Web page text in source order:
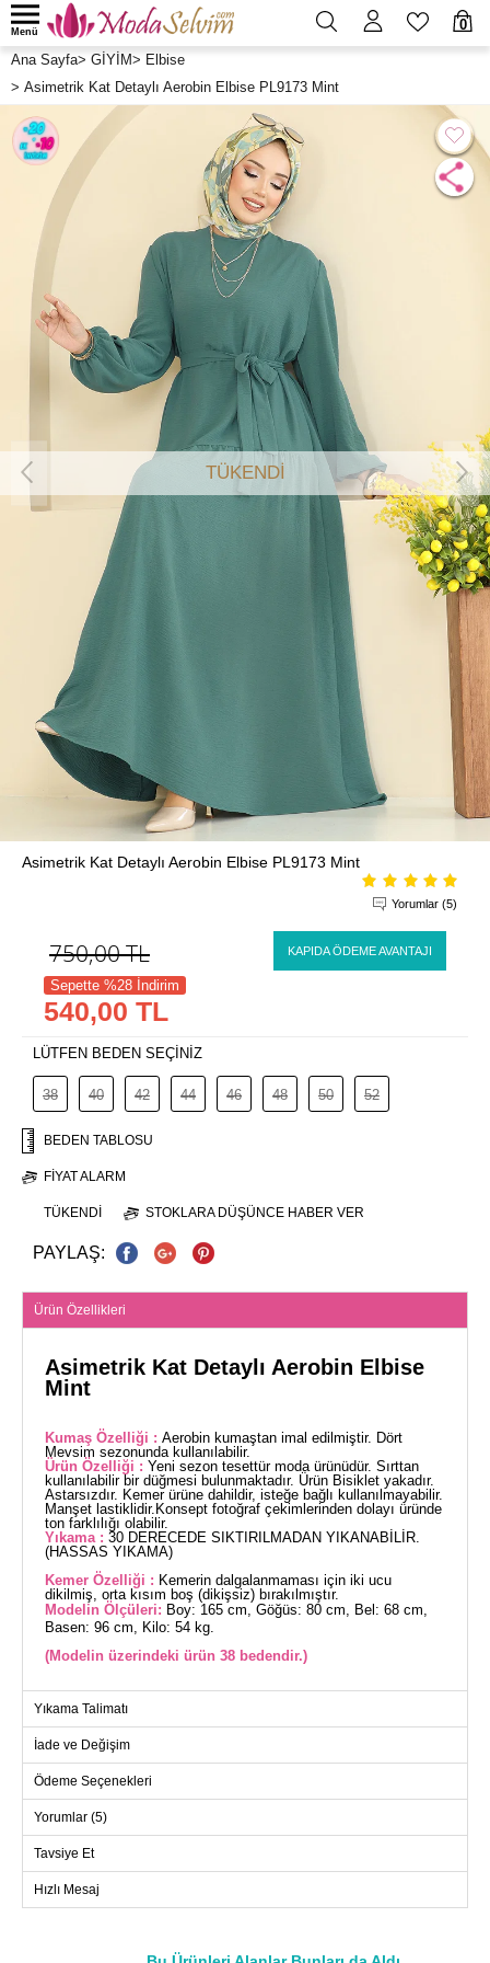
0
Menü
Ana Sayfa> GİYİM> Elbise
> Asimetrik Kat Detaylı Aerobin Elbise PL9173 Mint
TÜKENDİ
Asimetrik Kat Detaylı Aerobin Elbise PL9173 Mint
Yorumlar (5)
750,00TL KAPIDA ÖDEME AVANTAJI
Sepette %28 İndirim
540,00 TL
LÜTFEN BEDEN SEÇİNİZ
38 40 42 44 46 48 50 52
BEDEN TABLOSU
FIYAT ALARM
TÜKENDI STOKLARA DÜŞÜNCE HABER VER
PAYLAŞ:
Ürün Özellikleri
Asimetrik Kat Detaylı Aerobin Elbise
Mint
Kumaş Özelliği : Aerobin kumaştan imal edilmiştir. Dört
Mevsim sezonunda kullanılabilir.
Ürün Özelliği : Yeni sezon tesettür moda ürünüdür. Sırttan
kullanılabilir bir düğmesi bulunmaktadır. Ürün Bisiklet yakadır.
Astarsızdır. Kemer ürüne dahildir, isteğe bağlı kullanılmayabilir.
Manşet lastiklidir.Konsept fotoğraf çekimlerinden dolayı üründe
ton farklılığı olabilir.
Yıkama : 30 DERECEDE SIKTIRILMADAN YIKANABİLİR.
(HASSAS YIKAMA)
Kemer Özelliği : Kemerin dalgalanmaması için iki ucu
dikilmiş, orta kısım boş (dikişsiz) bırakılmıştır.
Modelin Ölçüleri: Boy: 165 cm, Göğüs: 80 cm, Bel: 68 cm,
Basen: 96 cm, Kilo: 54 kg.
(Modelin üzerindeki ürün 38 bedendir.)
kullanabileceğiniz ve özellikle tesettür tercih edenler için
uygundur. Bisiklet yakası ve manşet lastik detaylarıyla modern
bir tasarım sunar. Astarsız yapısı ve sırttan kullanılabilir
düğmesi ile konforlu bir kullanım sağlar. Kemer, dalgalanmayı
önleyecek şekilde tasarlanmıştır; kemer isteğe bağlı olarak
çıkarılabilir. Üstün aerobin kumaş kalitesi ile rahatlık ve şıklığı
bir arada sunar.
98
144
Yıkama Talimatı
İade ve Değişim
Ödeme Seçenekleri
Yorumlar (5)
Tavsiye Et
Hızlı Mesaj